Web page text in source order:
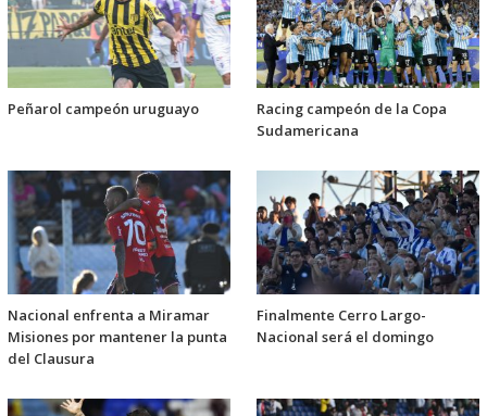
Peñarol campeón uruguayo
Racing campeón de la Copa
Sudamericana
Nacional enfrenta a Miramar
Misiones por mantener la punta
del Clausura
Finalmente Cerro Largo-
Nacional será el domingo